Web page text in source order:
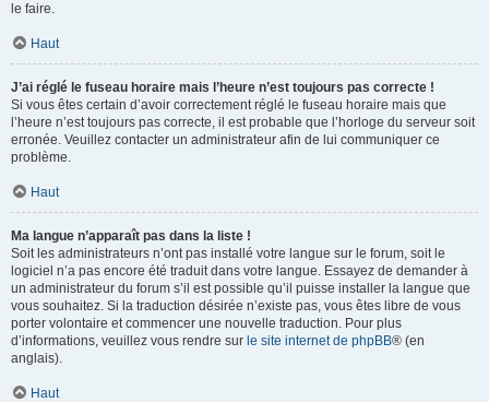
le faire.
Haut
J’ai réglé le fuseau horaire mais l’heure n’est toujours pas correcte !
Si vous êtes certain d’avoir correctement réglé le fuseau horaire mais que
l’heure n’est toujours pas correcte, il est probable que l’horloge du serveur soit
erronée. Veuillez contacter un administrateur afin de lui communiquer ce
problème.
Haut
Ma langue n’apparaît pas dans la liste !
Soit les administrateurs n’ont pas installé votre langue sur le forum, soit le
logiciel n’a pas encore été traduit dans votre langue. Essayez de demander à
un administrateur du forum s’il est possible qu’il puisse installer la langue que
vous souhaitez. Si la traduction désirée n’existe pas, vous êtes libre de vous
porter volontaire et commencer une nouvelle traduction. Pour plus
d’informations, veuillez vous rendre sur le site internet de phpBB® (en
anglais).
Haut